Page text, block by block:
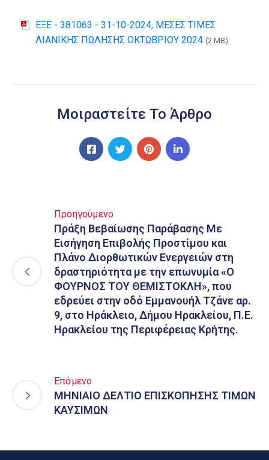
ΕΞΕ - 381063 - 31-10-2024, ΜΕΣΕΣ ΤΙΜΕΣ
ΛΙΑΝΙΚΗΣ ΠΩΛΗΣΗΣ ΟΚΤΩΒΡΙΟΥ 2024 (2 MB)
Μοιραστείτε Το Άρθρο
Προηγούμενο
Πράξη Βεβαίωσης Παράβασης Με
Εισήγηση Επιβολής Προστίμου και
Πλάνο Διορθωτικών Ενεργειών στη
δραστηριότητα με την επωνυμία «Ο
ΦΟΥΡΝΟΣ ΤΟΥ ΘΕΜΙΣΤΟΚΛΗ», που
εδρεύει στην οδό Εμμανουήλ Τζάνε αρ.
9, στο Ηράκλειο, Δήμου Ηρακλείου, Π.Ε.
Ηρακλείου της Περιφέρειας Κρήτης.
Επόμενο
ΜΗΝΙΑΙΟ ΔΕΛΤΙΟ ΕΠΙΣΚΟΠΗΣΗΣ ΤΙΜΩΝ
ΚΑΥΣΙΜΩΝ